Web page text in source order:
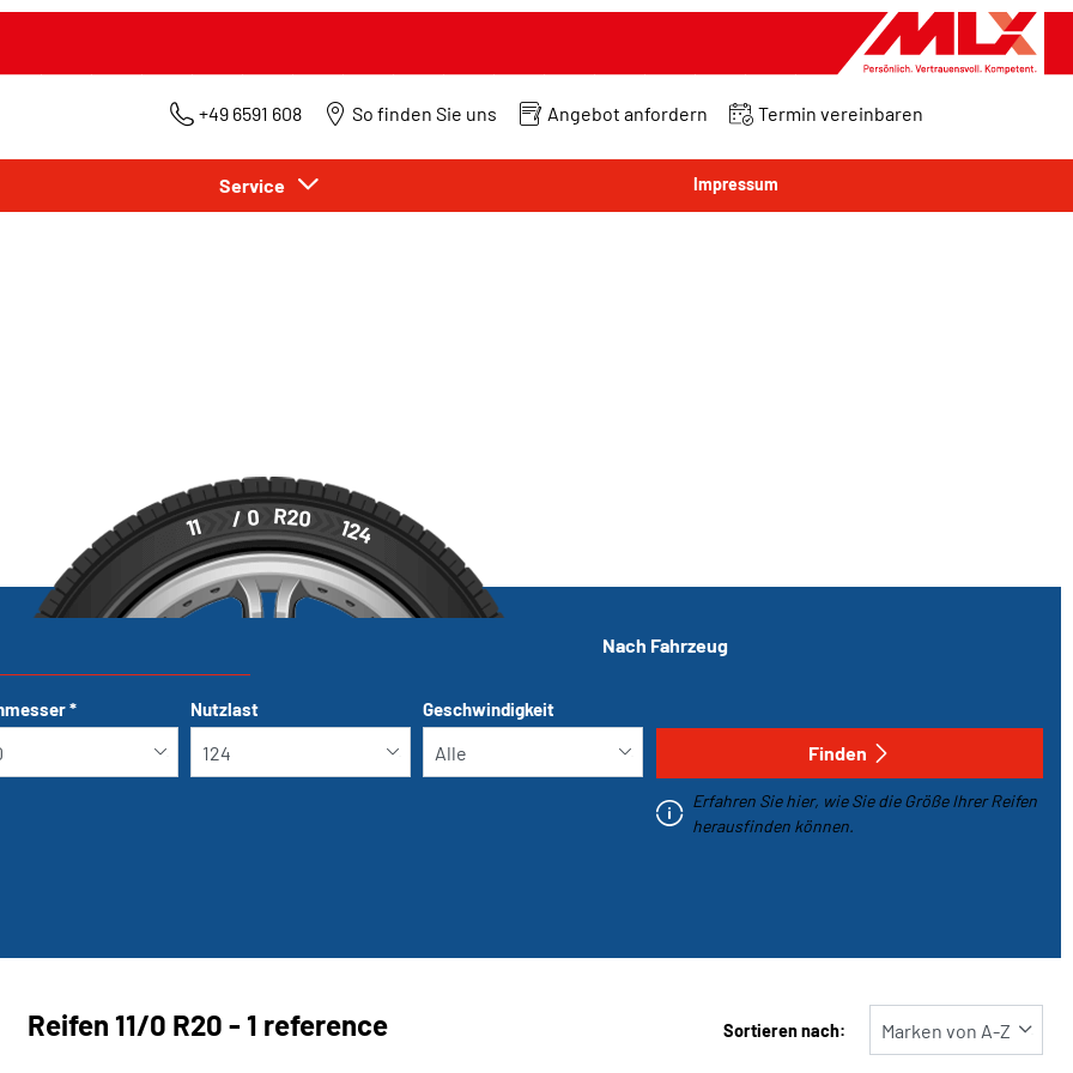
+49 6591 608 So finden Sie uns Angebot anfordern Termin vereinbaren
Service Impressum
11 / 0 R20 124
Nach Fahrzeug
* Nutzlast Geschwindigkeit
Finden
Erfahren Sie hier, wie Sie die Größe Ihrer Reifen
herausfinden können.
Reifen ‎11/0 R20 - 1 reference Sortieren nach: